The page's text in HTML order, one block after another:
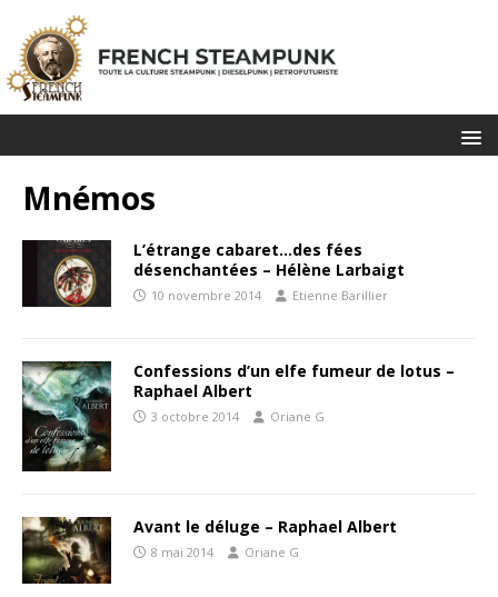
Mnémos
L’étrange cabaret…des fées
désenchantées – Hélène Larbaigt
10 novembre 2014 Etienne Barillier
Confessions d’un elfe fumeur de lotus –
Raphael Albert
3 octobre 2014 Oriane G
Avant le déluge – Raphael Albert
8 mai 2014 Oriane G